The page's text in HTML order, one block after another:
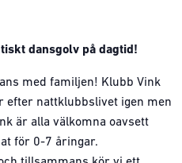
dansgolv på dagtid!
med familjen! Klubb Vink
efter nattklubbslivet igen men
är alla välkomna oavsett
för 0-7 åringar.